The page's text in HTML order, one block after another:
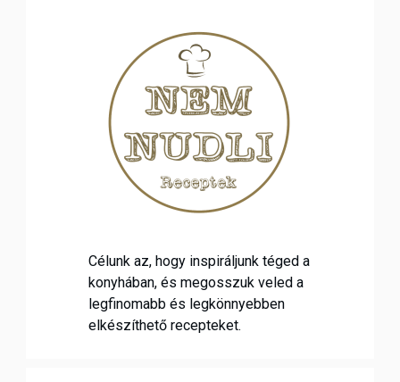
Célunk az, hogy inspiráljunk téged a
konyhában, és megosszuk veled a
legfinomabb és legkönnyebben
elkészíthető recepteket.